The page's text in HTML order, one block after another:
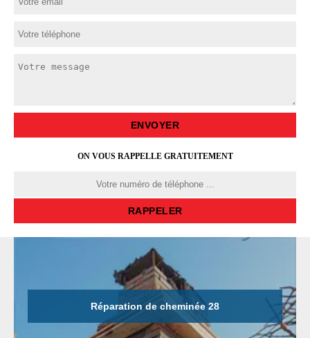
ON VOUS RAPPELLE GRATUITEMENT
Réparation de cheminée 28